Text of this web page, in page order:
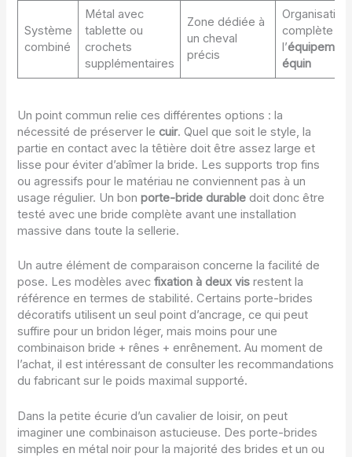
Système
combiné
Métal avec
tablette ou
crochets
supplémentaires
Zone dédiée à
un cheval
précis
Organisation
complète de
l’équipement
équin
Un point commun relie ces différentes options : la
nécessité de préserver lecuir. Quel que soit le style, la
partie en contact avec la têtière doit être assez large et
lisse pour éviter d’abîmer la bride. Les supports trop fins
ou agressifs pour le matériau ne conviennent pas à un
usage régulier. Un bonporte-bride durable doit donc être
testé avec une bride complète avant une installation
massive dans toute la sellerie.
Un autre élément de comparaison concerne la facilité de
pose. Les modèles avecfixation à deux vis restent la
référence en termes de stabilité. Certains porte-brides
décoratifs utilisent un seul point d’ancrage, ce qui peut
suffire pour un bridon léger, mais moins pour une
combinaison bride + rênes + enrênement. Au moment de
l’achat, il est intéressant de consulter les recommandations
du fabricant sur le poids maximal supporté.
Dans la petite écurie d’un cavalier de loisir, on peut
imaginer une combinaison astucieuse. Des porte-brides
simples en métal noir pour la majorité des brides et un ou